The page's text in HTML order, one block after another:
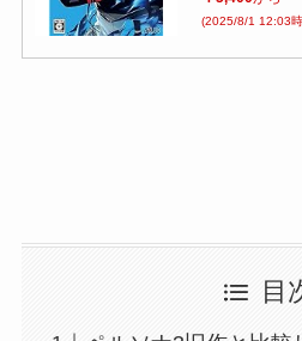
(2025/8/1 12:03
目